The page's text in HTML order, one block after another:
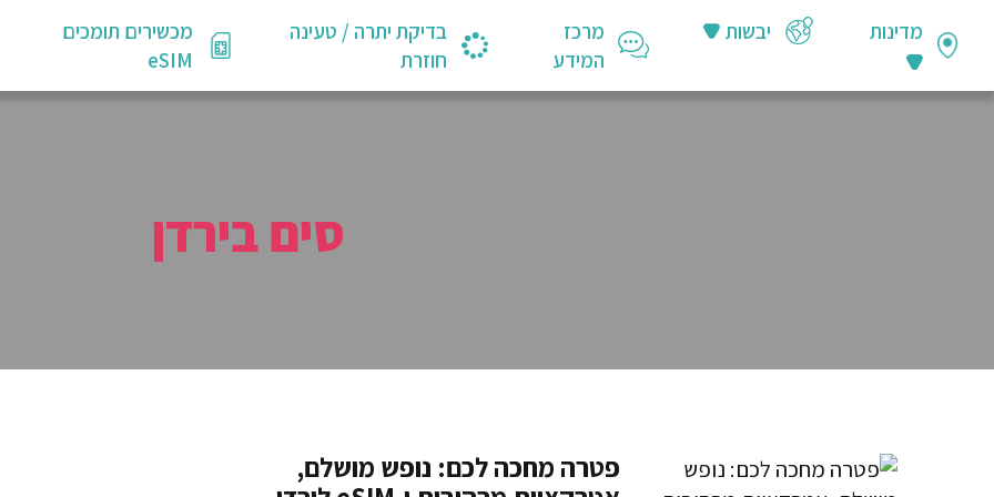
מדינות יבשות
מרכז
המידע
בדיקת יתרה / טעינה
חוזרת
מכשירים תומכים
eSIM
סים בירדן
פטרה מחכה לכם: נופש מושלם,